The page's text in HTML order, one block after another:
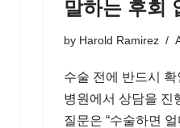
말하는 후회
by Harold Ramirez
수술 전에 반드시
병원에서 상담을 진
질문은 “수술하면